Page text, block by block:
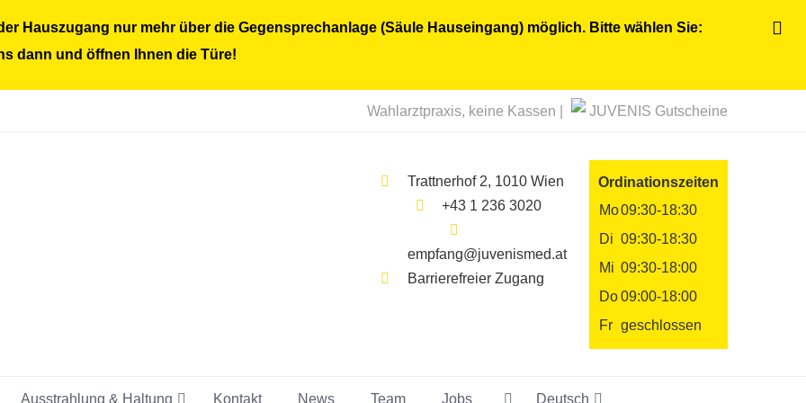
Wahlarztpraxis, keine Kassen | JUVENIS Gutscheine
Ordinationszeiten
Mo09:30-18:30
Di 09:30-18:30
Mi 09:30-18:00
Do09:00-18:00
Fr geschlossen
Trattnerhof 2, 1010 Wien
+43 1 236 3020
empfang@juvenismed.at
Barrierefreier Zugang
Ausstrahlung & Haltung Kontakt News Team Jobs Deutsch
Hauszugang nur mehr über die Gegensprechanlage (Säule Hauseingang) möglich. Bitte wählen Sie:
dann und öffnen Ihnen die Türe!